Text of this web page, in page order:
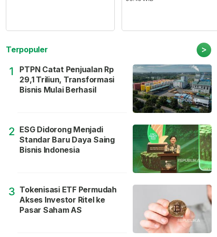
Terpopuler >
1
PTPN Catat Penjualan Rp
29,1 Triliun, Transformasi
Bisnis Mulai Berhasil
2 ESG Didorong Menjadi
Standar Baru Daya Saing
Bisnis Indonesia
3 Tokenisasi ETF Permudah
Akses Investor Ritel ke
Pasar Saham AS